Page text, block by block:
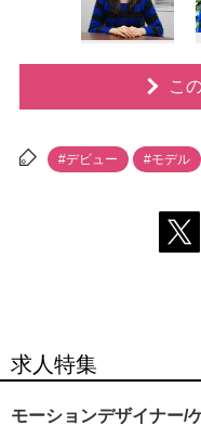
こ
#デビュー #モデル
求人特集
モーションデザイナー/